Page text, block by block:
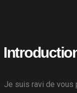
Je suis ravi de vous